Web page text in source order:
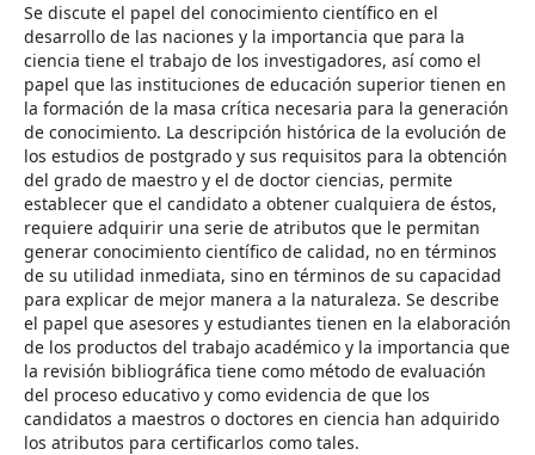
Se discute el papel del conocimiento científico en el
desarrollo de las naciones y la importancia que para la
ciencia tiene el trabajo de los investigadores, así como el
papel que las instituciones de educación superior tienen en
la formación de la masa crítica necesaria para la generación
de conocimiento. La descripción histórica de la evolución de
los estudios de postgrado y sus requisitos para la obtención
del grado de maestro y el de doctor ciencias, permite
establecer que el candidato a obtener cualquiera de éstos,
requiere adquirir una serie de atributos que le permitan
generar conocimiento científico de calidad, no en términos
de su utilidad inmediata, sino en términos de su capacidad
para explicar de mejor manera a la naturaleza. Se describe
el papel que asesores y estudiantes tienen en la elaboración
de los productos del trabajo académico y la importancia que
la revisión bibliográfica tiene como método de evaluación
del proceso educativo y como evidencia de que los
candidatos a maestros o doctores en ciencia han adquirido
los atributos para certificarlos como tales.